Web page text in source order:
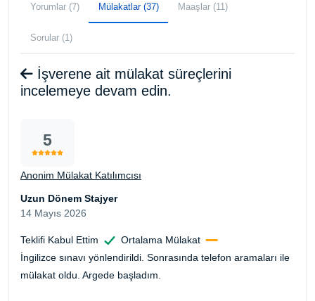
Yorumlar (7) Mülakatlar (37) Maaşlar (11)
Sorular (1)
İşverene ait mülakat süreçlerini
incelemeye devam edin.
5
Anonim Mülakat Katılımcısı
Uzun Dönem Stajyer
14 Mayıs 2026
Teklifi Kabul Ettim
Ortalama Mülakat
İngilizce sınavı yönlendirildi. Sonrasında telefon aramaları ile
mülakat oldu. Argede başladım.